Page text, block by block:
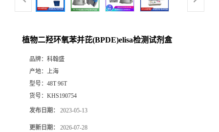
植物二羟环氧苯并芘(BPDE)elisa检测试剂盒
品牌： 科翰盛
产地： 上海
型号： 48T 96T
货号： KHS190754
发布日期： 2023-05-13
更新日期： 2026-07-28